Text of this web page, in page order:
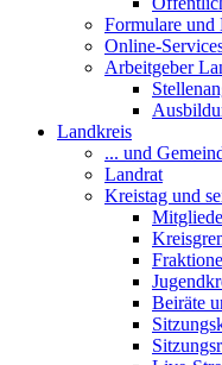
Formulare und
Online-
Arbeitgeber
Landkreis
... und
Landrat
Kreistag und
Beiräte